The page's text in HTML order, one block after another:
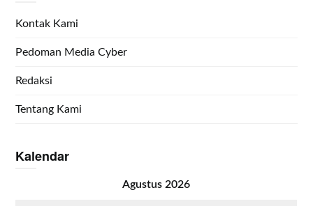
Kontak Kami
Pedoman Media Cyber
Redaksi
Tentang Kami
Kalendar
Agustus 2026